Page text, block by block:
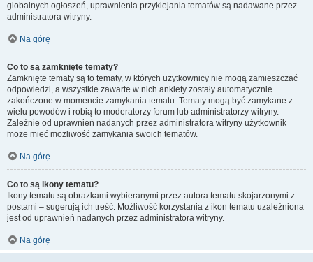
globalnych ogłoszeń, uprawnienia przyklejania tematów są nadawane przez
administratora witryny.
Na górę
Co to są zamknięte tematy?
Zamknięte tematy są to tematy, w których użytkownicy nie mogą zamieszczać
odpowiedzi, a wszystkie zawarte w nich ankiety zostały automatycznie
zakończone w momencie zamykania tematu. Tematy mogą być zamykane z
wielu powodów i robią to moderatorzy forum lub administratorzy witryny.
Zależnie od uprawnień nadanych przez administratora witryny użytkownik
może mieć możliwość zamykania swoich tematów.
Na górę
Co to są ikony tematu?
Ikony tematu są obrazkami wybieranymi przez autora tematu skojarzonymi z
postami – sugerują ich treść. Możliwość korzystania z ikon tematu uzależniona
jest od uprawnień nadanych przez administratora witryny.
Na górę